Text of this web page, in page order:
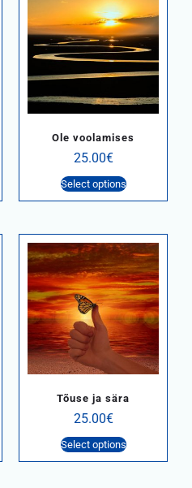
Ole voolamises
25.00€
Select options
Tõuse ja sära
25.00€
Select options